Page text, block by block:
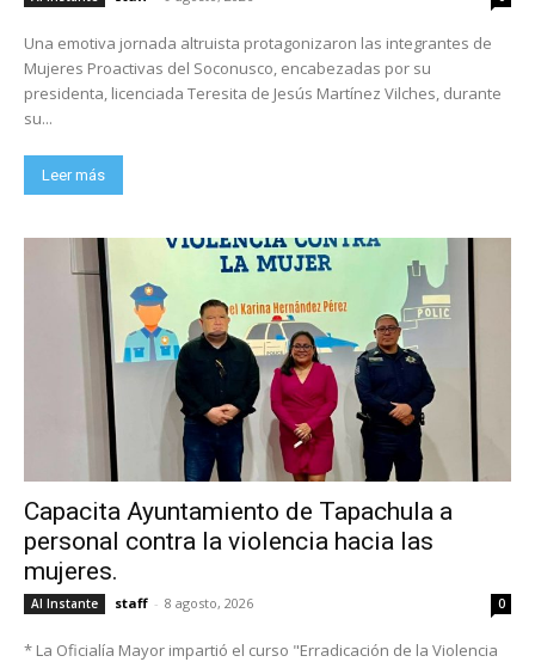
Una emotiva jornada altruista protagonizaron las integrantes de
Mujeres Proactivas del Soconusco, encabezadas por su
presidenta, licenciada Teresita de Jesús Martínez Vilches, durante
su...
Leer más
Capacita Ayuntamiento de Tapachula a
personal contra la violencia hacia las
mujeres.
Al Instante staff - 8 agosto, 2026 0
* La Oficialía Mayor impartió el curso "Erradicación de la Violencia